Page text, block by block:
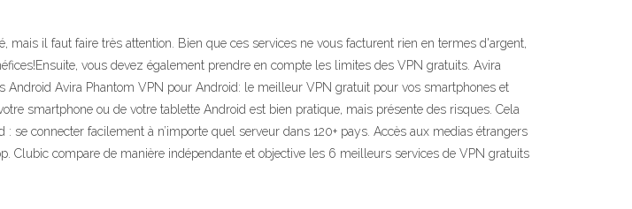
il faut faire très attention. Bien que ces services ne vous facturent rien en termes d'argent,
vous devez également prendre en compte les limites des VPN gratuits. Avira
Avira Phantom VPN pour Android: le meilleur VPN gratuit pour vos smartphones et
smartphone ou de votre tablette Android est bien pratique, mais présente des risques. Cela
connecter facilement à n’importe quel serveur dans 120+ pays. Accès aux medias étrangers
Clubic compare de manière indépendante et objective les 6 meilleurs services de VPN gratuits